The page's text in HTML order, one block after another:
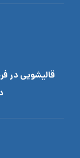
قالیشویی در